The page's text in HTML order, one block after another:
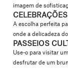
imagem de
A escolha perfeita
onde a delicadeza
PASSEIOS
Use-o para visitar
desfrutar de um